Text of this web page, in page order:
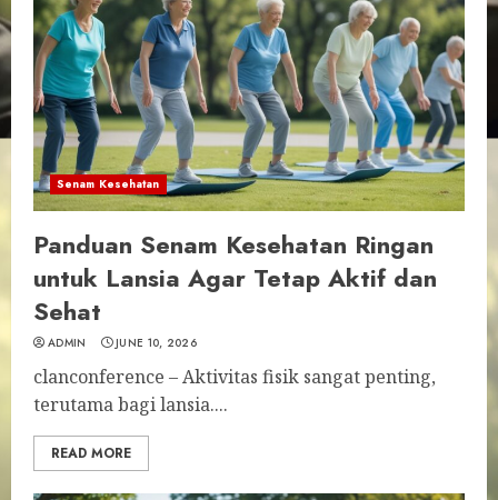
Senam Kesehatan
Panduan Senam Kesehatan Ringan
untuk Lansia Agar Tetap Aktif dan
Sehat
ADMIN JUNE 10, 2026
clanconference – Aktivitas fisik sangat penting,
terutama bagi lansia....
READ MORE